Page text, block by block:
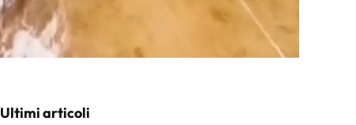
Ultimi articoli